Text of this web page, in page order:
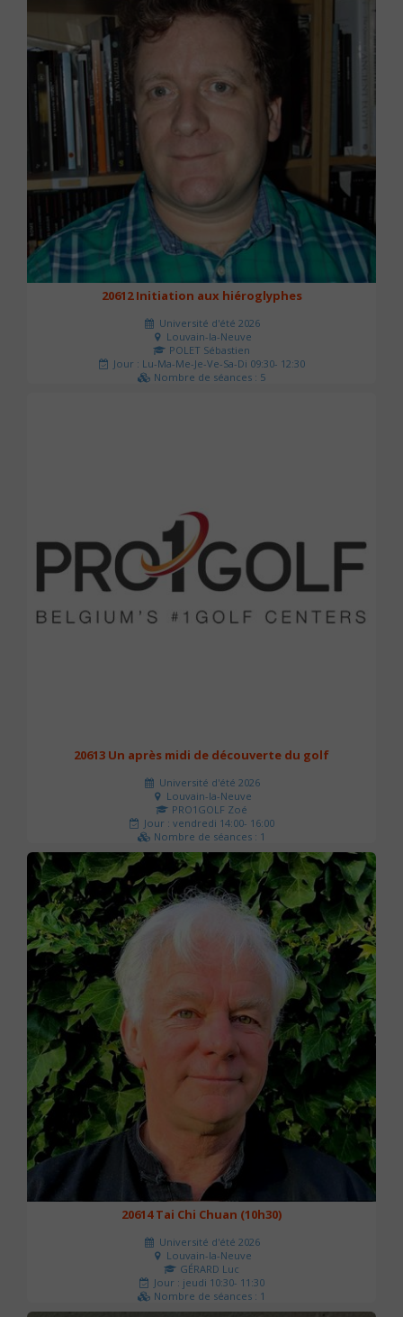
20612 Initiation aux hiéroglyphes
Université d'été 2026
Louvain-la-Neuve
POLET Sébastien
Jour : Lu-Ma-Me-Je-Ve-Sa-Di 09:30- 12:30
Nombre de séances : 5
20613 Un après midi de découverte du golf
Université d'été 2026
Louvain-la-Neuve
PRO1GOLF Zoé
Jour : vendredi 14:00- 16:00
Nombre de séances : 1
45 €
20614 Tai Chi Chuan (10h30)
Université d'été 2026
Louvain-la-Neuve
GÉRARD Luc
Jour : jeudi 10:30- 11:30
Nombre de séances : 1
0 €